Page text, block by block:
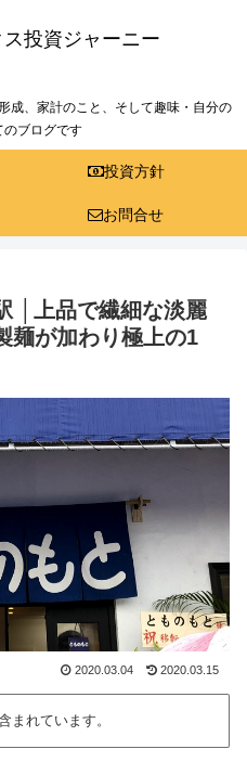
投資ジャーニー
成、家計のこと、そして趣味・自分の
のブログです
投資方針
お問合せ
│上品で繊細な淡麗
麺が加わり極上の1
2020.03.04 2020.03.15
まれています。